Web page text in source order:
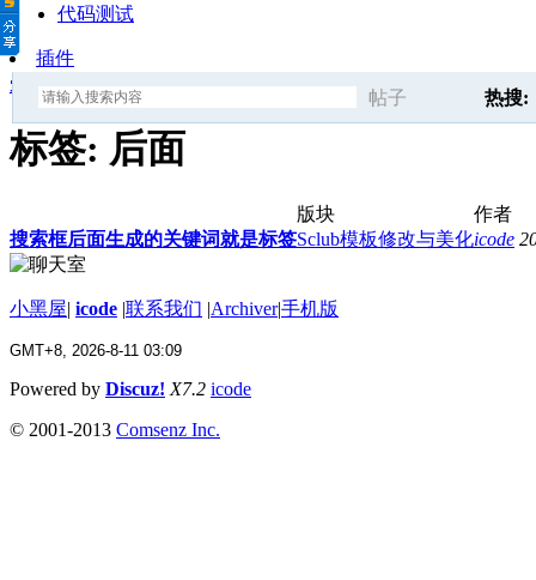
代码测试
插件
帖子
索
热搜:
爱秀代码
标签: 后面
版块
作者
搜索框后面生成的关键词就是标签Sclub模板修改与美化icode
小黑屋| icode |联系我们 |Archiver|手机版
GMT+8, 2026-8-11 03:09
Powered by Discuz! X7.2 icode
© 2001-2013 Comsenz Inc.